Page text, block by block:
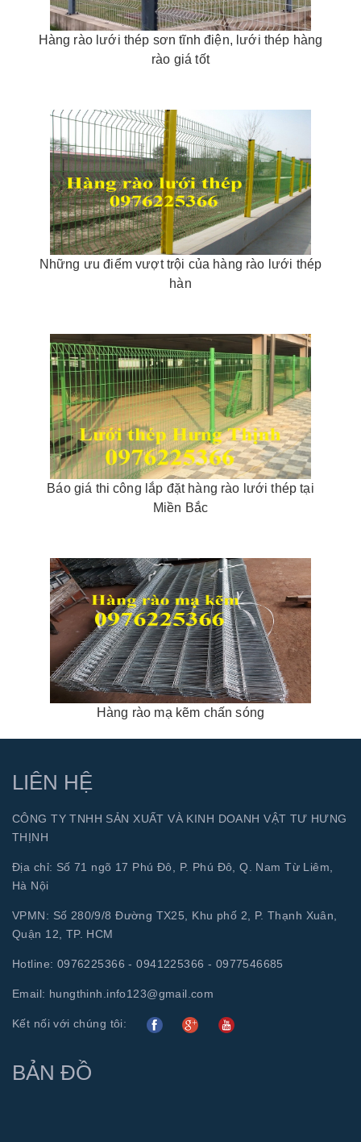
Hàng rào lưới thép sơn tĩnh điện, lưới thép hàng
rào giá tốt
Những ưu điểm vượt trội của hàng rào lưới thép
hàn
Báo giá thi công lắp đặt hàng rào lưới thép tại
Miền Bắc
Hàng rào mạ kẽm chấn sóng
LIÊN HỆ
CÔNG TY TNHH SẢN XUẤT VÀ KINH DOANH VẬT TƯ HƯNG
THỊNH
Địa chỉ: Số 71 ngõ 17 Phú Đô, P. Phú Đô, Q. Nam Từ Liêm,
Hà Nội
VPMN: Số 280/9/8 Đường TX25, Khu phố 2, P. Thạnh Xuân,
Quận 12, TP. HCM
Hotline: 0976225366 - 0941225366 - 0977546685
Email: hungthinh.info123@gmail.com
Kết nối với chúng tôi:
BẢN ĐỒ